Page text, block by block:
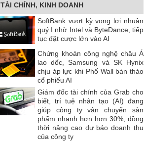
TÀI CHÍNH, KINH DOANH
SoftBank vượt kỳ vọng lợi nhuận
quý I nhờ Intel và ByteDance, tiếp
tục đặt cược lớn vào AI
Chứng khoán công nghệ châu Á
lao dốc, Samsung và SK Hynix
chịu áp lực khi Phố Wall bán tháo
cổ phiếu AI
Giám đốc tài chính của Grab cho
biết, trí tuệ nhân tạo (AI) đang
giúp công ty vận chuyển sản
phẩm nhanh hơn hơn 30%, đồng
thời nâng cao dự báo doanh thu
của công ty